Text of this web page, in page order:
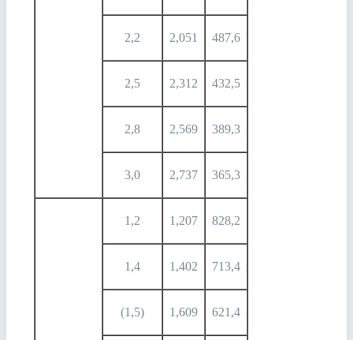
2,2 2,051 487,6
2,5 2,312 432,5
2,8 2,569 389,3
3,0 2,737 365,3
1,2 1,207 828,2
1,4 1,402 713,4
(1,5) 1,609 621,4